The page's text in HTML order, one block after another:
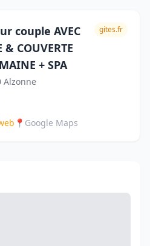
couple AVEC
& COUVERTE
+ SPA
Alzonne
gites.fr
📍 Google Maps